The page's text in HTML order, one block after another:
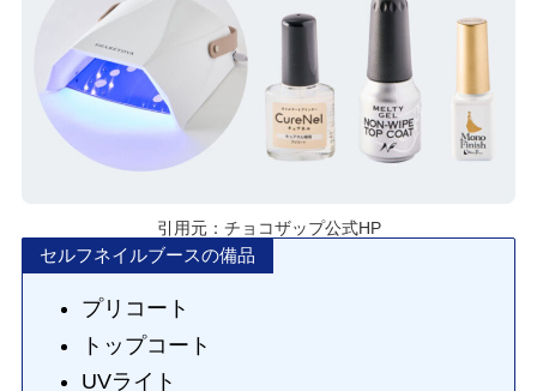
引用元：チョコザップ公式HP
セルフネイルブースの備品
プリコート
トップコート
UVライト